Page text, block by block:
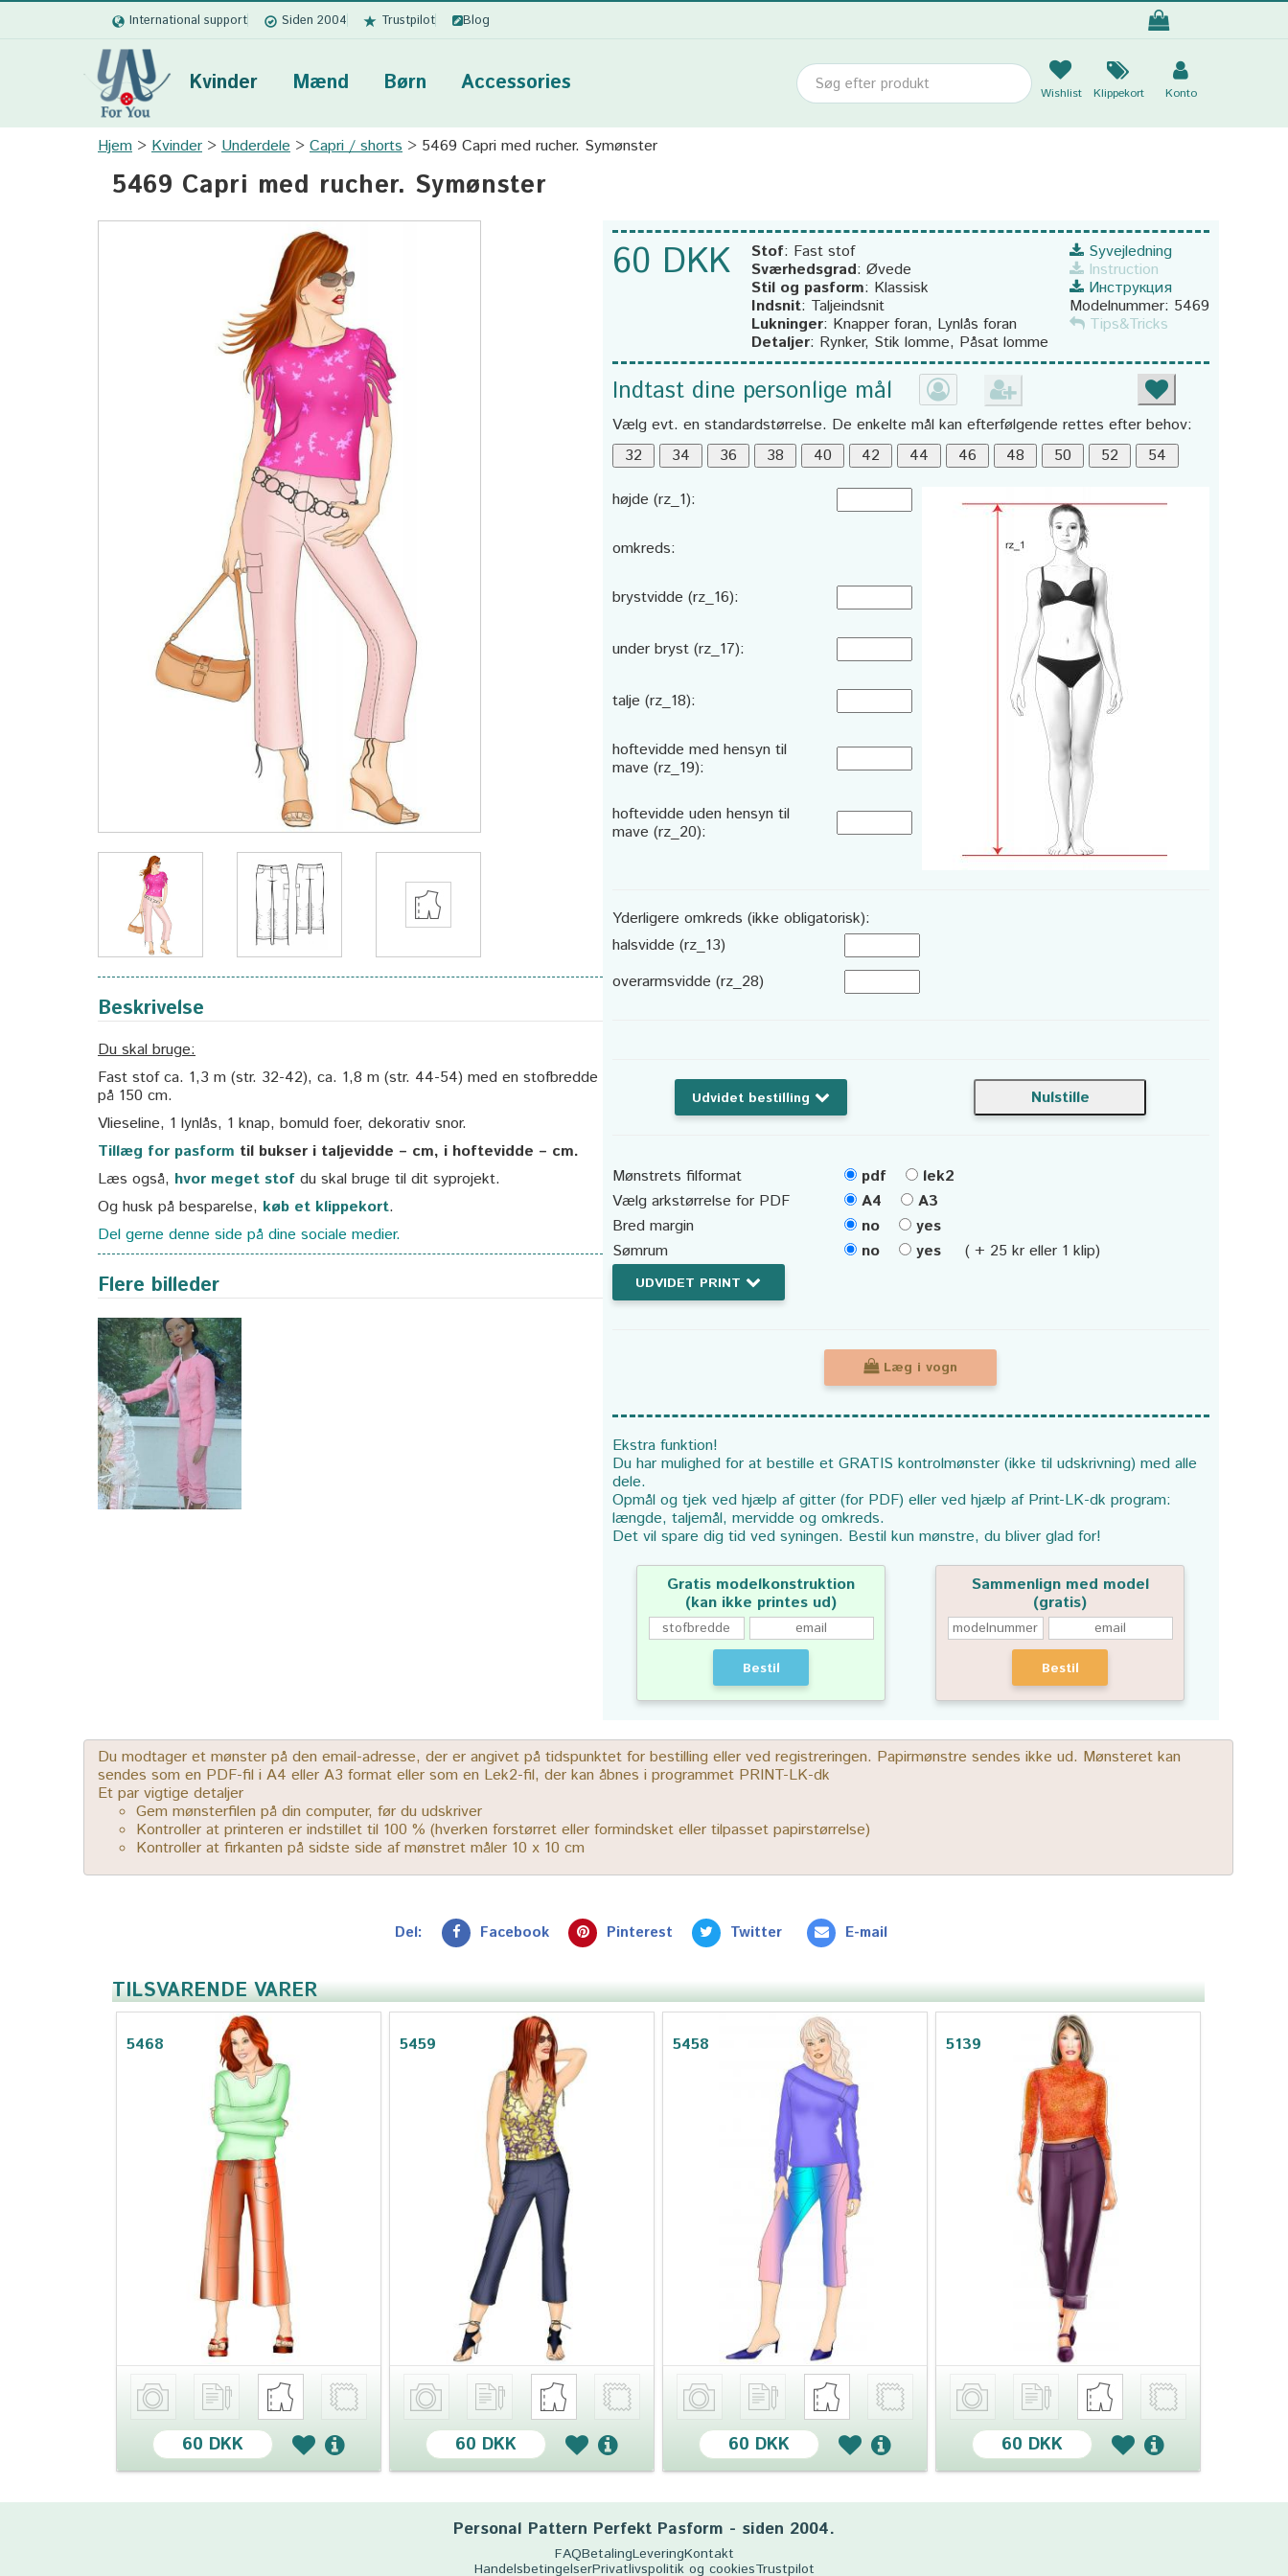
International support Siden 2004 Trustpilot Blog
Kvinder Mænd Børn Accessories Wishlist Klippekort Konto
Hjem Kvinder Underdele Capri / shorts 5469 Capri med rucher. Symønster
5469 Capri med rucher. Symønster
Beskrivelse
Du skal bruge:
Fast stof ca. 1,3 m (str. 32-42), ca. 1,8 m (str. 44-54) med en stofbredde
på 150 cm.
Vlieseline, 1 lynlås, 1 knap, bomuld foer, dekorativ snor.
Tillæg for pasform til bukser i taljevidde – cm, i hoftevidde – cm.
Læs også, hvor meget stof du skal bruge til dit syprojekt.
Og husk på besparelse, køb et klippekort.
Del gerne denne side på dine sociale medier.
Flere billeder
60 DKK Stof: Fast stof
Sværhedsgrad: Øvede
Stil og pasform: Klassisk
Indsnit: Taljeindsnit
Lukninger: Knapper foran, Lynlås foran
Detaljer: Rynker, Stik lomme, Påsat lomme
Syvejledning
Instruction
Инструкция
Modelnummer: 5469
Tips&Tricks
Indtast dine personlige mål
Vælg evt. en standardstørrelse. De enkelte mål kan efterfølgende rettes efter behov:
højde (rz_1):
omkreds:
brystvidde (rz_16):
under bryst (rz_17):
talje (rz_18):
hoftevidde med hensyn til
mave (rz_19):
hoftevidde uden hensyn til
mave (rz_20):
Yderligere omkreds (ikke obligatorisk):
halsvidde (rz_13)
overarmsvidde (rz_28)
Udvidet bestilling
Mønstrets filformat pdf
lek2
Vælg arkstørrelse for PDF
A4
A3
Bred margin
no
yes
Sømrum
no yes ( + 25 kr eller 1 klip)
UDVIDET PRINT
Læg i vogn
Ekstra funktion!
Du har mulighed for at bestille et GRATIS kontrolmønster (ikke til udskrivning) med alle
dele.
Opmål og tjek ved hjælp af gitter (for PDF) eller ved hjælp af Print-LK-dk program:
længde, taljemål, mervidde og omkreds.
Det vil spare dig tid ved syningen. Bestil kun mønstre, du bliver glad for!
Gratis modelkonstruktion
(kan ikke printes ud)
Bestil
Sammenlign med model
(gratis)
Bestil
Du modtager et mønster på den email-adresse, der er angivet på tidspunktet for bestilling eller ved registreringen. Papirmønstre sendes ikke ud. Mønsteret kan
sendes som en PDF-fil i A4 eller A3 format eller som en Lek2-fil, der kan åbnes i programmet PRINT-LK-dk
Et par vigtige detaljer
Gem mønsterfilen på din computer, før du udskriver
Kontroller at printeren er indstillet til 100 % (hverken forstørret eller formindsket eller tilpasset papirstørrelse)
Kontroller at firkanten på sidste side af mønstret måler 10 x 10 cm
Del: Facebook Pinterest Twitter E-mail
TILSVARENDE VARER
5468
60 DKK
5459
60 DKK
5458
60 DKK
5139
60 DKK
Personal Pattern Perfekt Pasform - siden 2004.
FAQBetalingLeveringKontakt
HandelsbetingelserPrivatlivspolitik og cookiesTrustpilot